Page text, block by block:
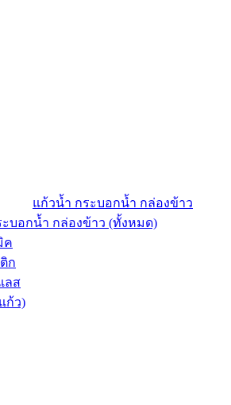
แก้วน้ำ กระบอกน้ำ กล่องข้าว
บอกน้ำ กล่องข้าว (ทั้งหมด)
ค
ก
ลส
ก้ว)